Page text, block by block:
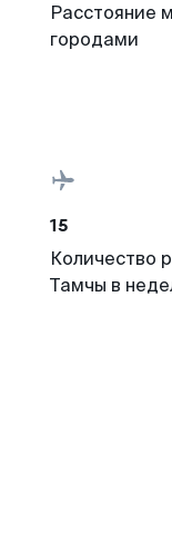
Расстояние
городами
15
Количество
Тамчы в